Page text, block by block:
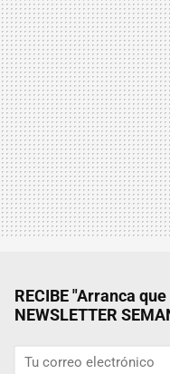
RECIBE "Arranca
NEWSLETTER